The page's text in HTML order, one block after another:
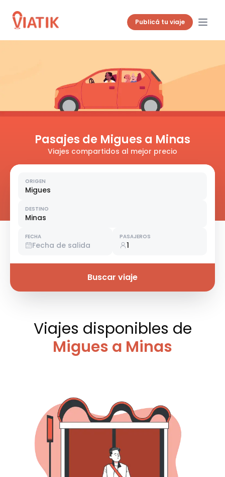
Publicá tu viaje
Pasajes de Migues a Minas
Viajes compartidos al mejor precio
ORIGEN
Migues
DESTINO
Minas
FECHA
Fecha de salida
PASAJEROS
1
Buscar viaje
Viajes disponibles de
Migues a Minas